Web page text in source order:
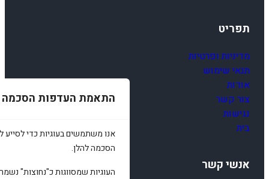
התאמת העדפות הסכמה
אנו משתמשים בעוגיות כדי לסייע
הסכמה להלן.
העוגיות שמסווגות כ"נחוצות"
תפריט
מדיניות ופרטיות
תנאי שימוש
אודות
צור קשר
נגישות
בית
אנשי קשר